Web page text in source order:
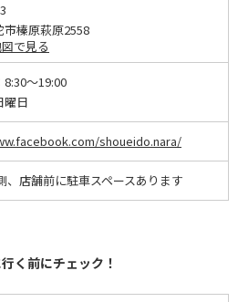
市榛原萩原2558
で見る
8:30～19:00
曜日
shoueido.nara/
、店舗前に駐車スペースあります
く前にチェック！